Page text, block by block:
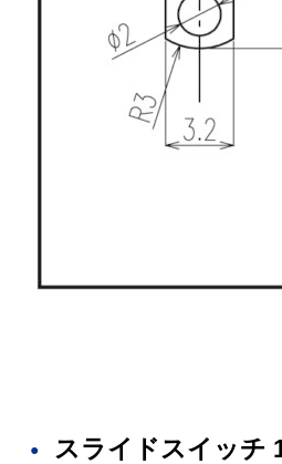
スライドスイッチ